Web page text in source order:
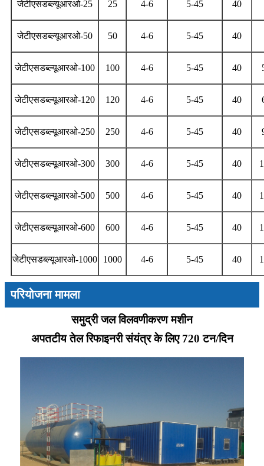
जेटीएसडब्ल्यूआरओ-25 25 4-6 5-45 40
जेटीएसडब्ल्यूआरओ-50 50 4-6 5-45 40
जेटीएसडब्ल्यूआरओ-100 100 4-6 5-45 40
जेटीएसडब्ल्यूआरओ-120 120 4-6 5-45 40
जेटीएसडब्ल्यूआरओ-250 250 4-6 5-45 40
जेटीएसडब्ल्यूआरओ-300 300 4-6 5-45 40
जेटीएसडब्ल्यूआरओ-500 500 4-6 5-45 40
जेटीएसडब्ल्यूआरओ-600 600 4-6 5-45 40
जेटीएसडब्ल्यूआरओ-1000 1000 4-6 5-45 40
परियोजना मामला
समुद्री जल विलवणीकरण मशीन
अपतटीय तेल रिफाइनरी संयंत्र के लिए 720 टन/दिन